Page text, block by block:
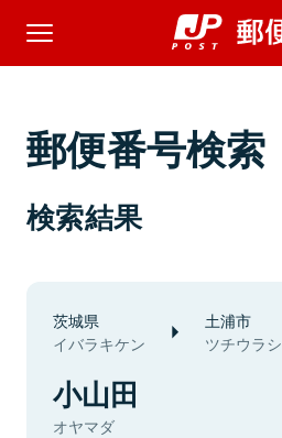
郵便番号検索
検索結果
茨城県
イバラキケン
土浦市
ツチウラシ
小山田
オヤマダ